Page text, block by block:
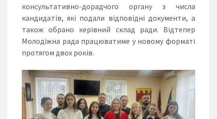
консультативно-дорадчого органу з числа
кандидатів, які подали відповідні документи, а
також обрано керівний склад ради. Відтепер
Молодіжна рада працюватиме у новому форматі
протягом двох років.